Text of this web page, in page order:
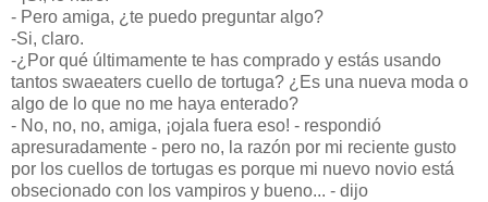
- Pero amiga, ¿te puedo preguntar algo?
-Si, claro.
-¿Por qué últimamente te has comprado y estás usando
tantos swaeaters cuello de tortuga? ¿Es una nueva moda o
algo de lo que no me haya enterado?
- No, no, no, amiga, ¡ojala fuera eso! - respondió
apresuradamente - pero no, la razón por mi reciente gusto
por los cuellos de tortugas es porque mi nuevo novio está
obsecionado con los vampiros y bueno... - dijo